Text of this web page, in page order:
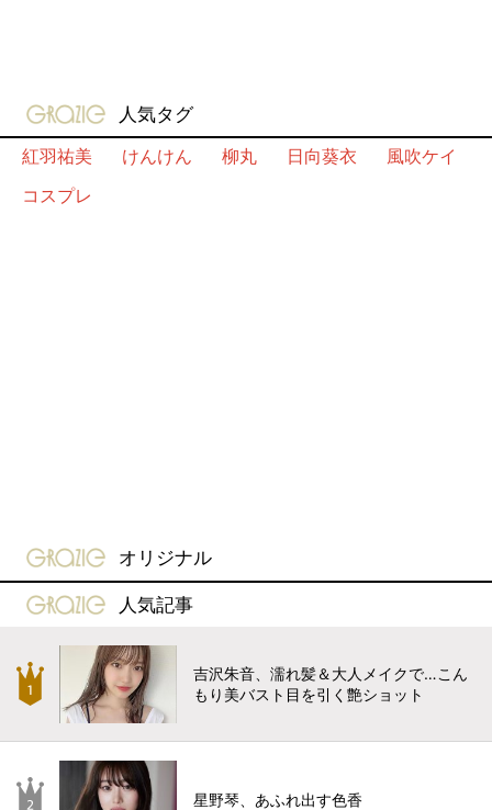
gravure-grazie
人気タグ
紅羽祐美
けんけん 柳丸 日向葵衣
風吹ケイ
コスプレ
gravure-grazie
オリジナル
gravure-grazie
人気記事
吉沢朱音、濡れ髪＆大人メイクで…こん
もり美バスト目を引く艶ショット
星野琴、あふれ出す色香